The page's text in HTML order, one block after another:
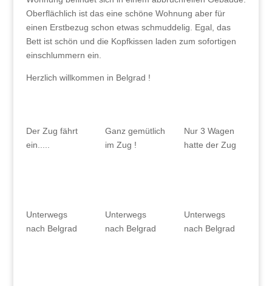
Oberflächlich ist das eine schöne Wohnung aber für
einen Erstbezug schon etwas schmuddelig. Egal, das
Bett ist schön und die Kopfkissen laden zum sofortigen
einschlummern ein.
Herzlich willkommen in Belgrad !
Der Zug fährt
ein.....
Ganz gemütlich
im Zug !
Nur 3 Wagen
hatte der Zug
Unterwegs
nach Belgrad
Unterwegs
nach Belgrad
Unterwegs
nach Belgrad